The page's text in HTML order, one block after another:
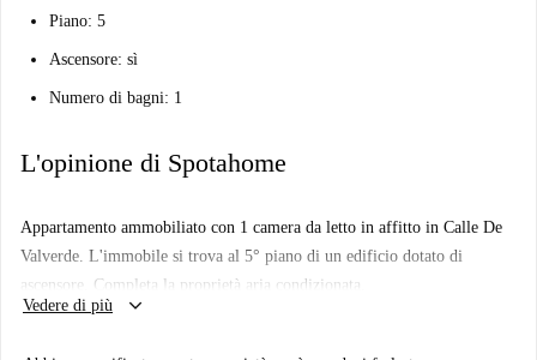
Piano: 5
Ascensore: sì
Numero di bagni: 1
L'opinione di Spotahome
Appartamento ammobiliato con 1 camera da letto in affitto in Calle De
Valverde. L'immobile si trova al 5° piano di un edificio dotato di
ascensore. Completa la proprietà aria condizionata.
Vedere di più
keyboard_arrow_down